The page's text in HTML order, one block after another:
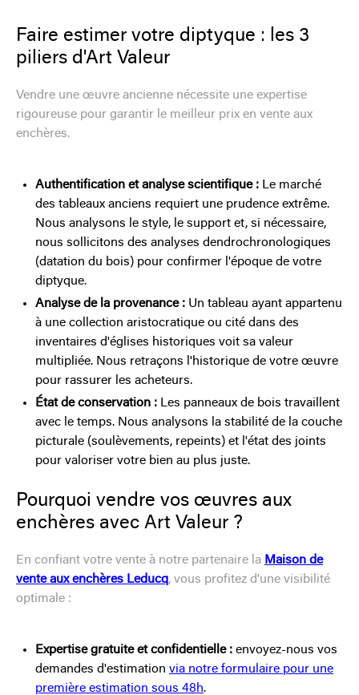
Faire estimer votre diptyque : les 3
piliers d'Art Valeur
Vendre une œuvre ancienne nécessite une expertise
rigoureuse pour garantir le meilleur prix en vente aux
enchères.
Authentification et analyse scientifique : Le marché
des tableaux anciens requiert une prudence extrême.
Nous analysons le style, le support et, si nécessaire,
nous sollicitons des analyses dendrochronologiques
(datation du bois) pour confirmer l'époque de votre
diptyque.
Analyse de la provenance : Un tableau ayant appartenu
à une collection aristocratique ou cité dans des
inventaires d'églises historiques voit sa valeur
multipliée. Nous retraçons l'historique de votre œuvre
pour rassurer les acheteurs.
État de conservation : Les panneaux de bois travaillent
avec le temps. Nous analysons la stabilité de la couche
picturale (soulèvements, repeints) et l'état des joints
pour valoriser votre bien au plus juste.
Pourquoi vendre vos œuvres aux
enchères avec Art Valeur ?
En confiant votre vente à notre partenaire la Maison de
vente aux enchères Leducq, vous profitez d'une visibilité
optimale :
Expertise gratuite et confidentielle : envoyez-nous vos
demandes d'estimation via notre formulaire pour une
première estimation sous 48h.